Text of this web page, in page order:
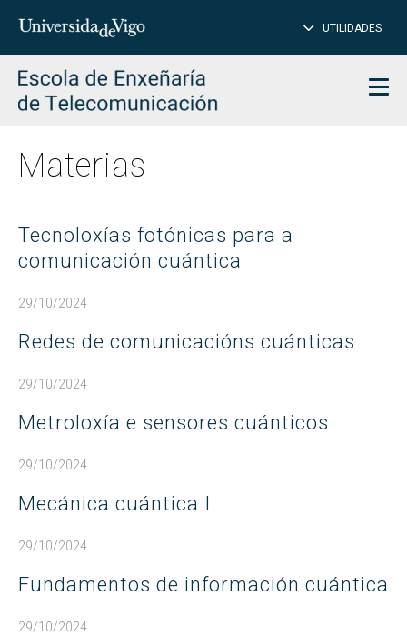
para
buscar
UTILIDADES
Materias
Tecnoloxías fotónicas para a
comunicación cuántica
29/10/2024
Redes de comunicacións cuánticas
29/10/2024
Metroloxía e sensores cuánticos
29/10/2024
Mecánica cuántica I
29/10/2024
Fundamentos de información cuántica
29/10/2024